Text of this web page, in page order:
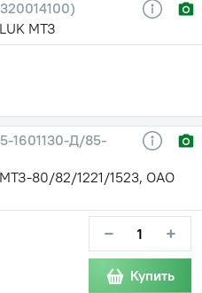
МТЗ
1601130-Д/85-
80/82/1221/1523, ОАО
− +
Купить